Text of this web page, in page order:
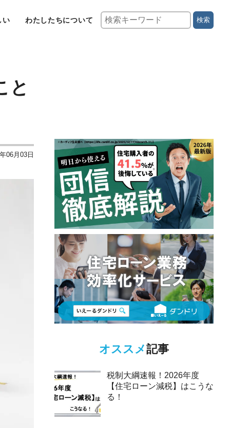
い わたしたちについて 検索
と
06月03日
オススメ記事
税制大綱速報！2026年度
【住宅ローン減税】はこうな
る！